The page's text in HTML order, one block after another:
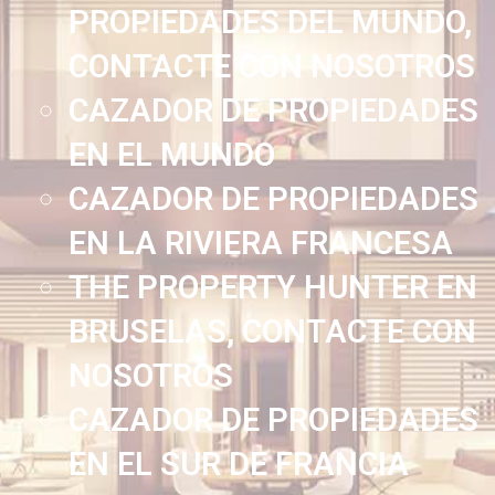
PROPIEDADES DEL MUNDO,
CONTACTE CON NOSOTROS
CAZADOR DE PROPIEDADES
EN EL MUNDO
CAZADOR DE PROPIEDADES
EN LA RIVIERA FRANCESA
THE PROPERTY HUNTER EN
BRUSELAS, CONTACTE CON
NOSOTROS
CAZADOR DE PROPIEDADES
EN EL SUR DE FRANCIA